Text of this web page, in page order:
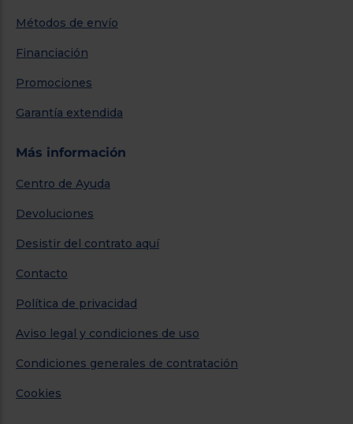
Métodos de envío
Financiación
Promociones
Garantía extendida
Más información
Centro de Ayuda
Devoluciones
Desistir del contrato aquí
Contacto
Política de privacidad
Aviso legal y condiciones de uso
Condiciones generales de contratación
Cookies